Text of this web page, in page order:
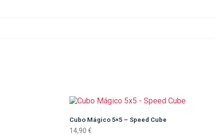
Cubo Mágico 5×5 – Speed Cube
14,90 €